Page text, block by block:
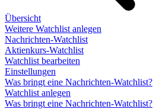
Übersicht
Weitere Watchlist anlegen
Nachrichten-Watchlist
Aktienkurs-Watchlist
Watchlist bearbeiten
Einstellungen
Was bringt eine Nachrichten-Watchlist?
Watchlist anlegen
Was bringt eine Nachrichten-Watchlist?